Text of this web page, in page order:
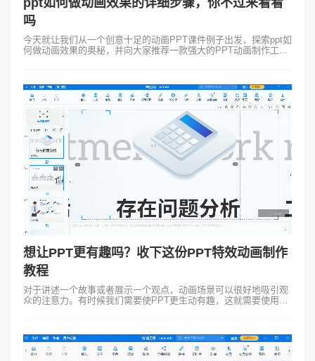
ppt如何做动画效果的详细步骤，你不过来看看
吗
今天就让我们从一个创意十足的动画PPT课件例子出发，探索ppt如
何做动画效果的奥秘，并向大家推荐一款强大的PPT动画制作工具
想让PPT更有趣吗？收下这份PPT特效动画制作
教程
对于讲述一个故事或者展示一个观点，动画场景可以很好地吸引观
众的注意力。有时候我们需要使PPT更生动有趣，这就需要使用到